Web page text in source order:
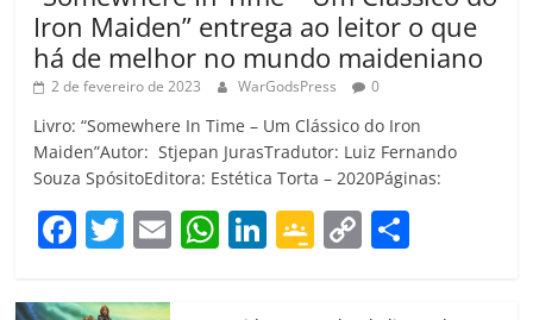
Iron Maiden” entrega ao leitor o que
há de melhor no mundo maideniano
2 de fevereiro de 2023 WarGodsPress 0
Livro: “Somewhere In Time – Um Clássico do Iron
Maiden”Autor: Stjepan JurasTradutor: Luiz Fernando
Souza SpósitoEditora: Estética Torta – 2020Páginas:
F
c
T
itt
E W
at
Li G C
p m